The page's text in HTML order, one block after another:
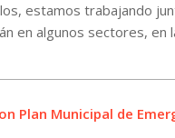
estamos trabajando
en algunos sectores, en
Plan Municipal de